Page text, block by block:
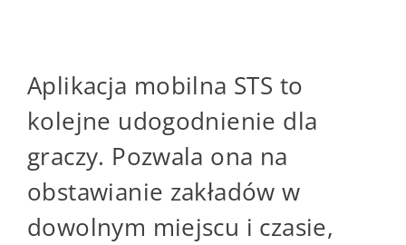
Aplikacja mobilna STS to
kolejne udogodnienie dla
graczy. Pozwala ona na
obstawianie zakładów w
dowolnym miejscu i czasie,